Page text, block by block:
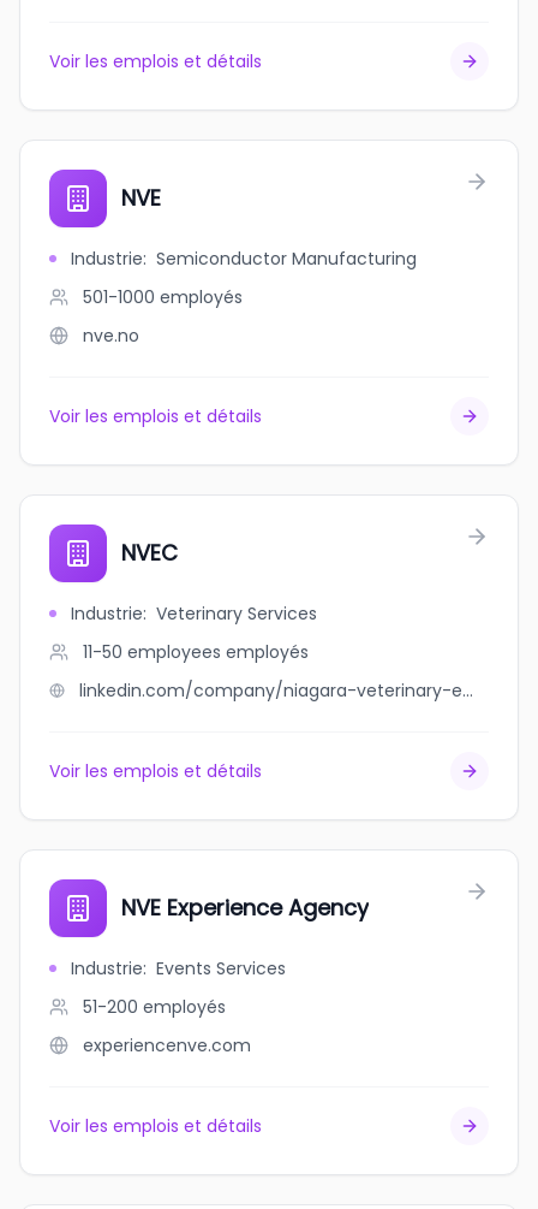
Voir les emplois et détails
NVE
Industrie: Semiconductor Manufacturing
501-1000 employés
nve.no
Voir les emplois et détails
NVEC
Industrie: Veterinary Services
11-50 employees employés
linkedin.com/company/niagara-veterinary-emergency-clinic
Voir les emplois et détails
NVE Experience Agency
Industrie: Events Services
51-200 employés
experiencenve.com
Voir les emplois et détails